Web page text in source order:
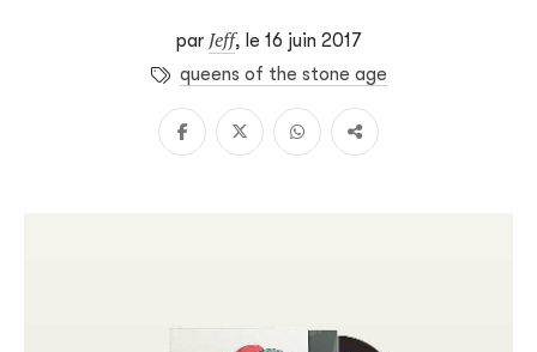
par Jeff, le 16 juin 2017
queens of the stone age